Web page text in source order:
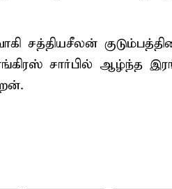
சத்தியசீலன்
சார்பில் ஆழ்ந்த